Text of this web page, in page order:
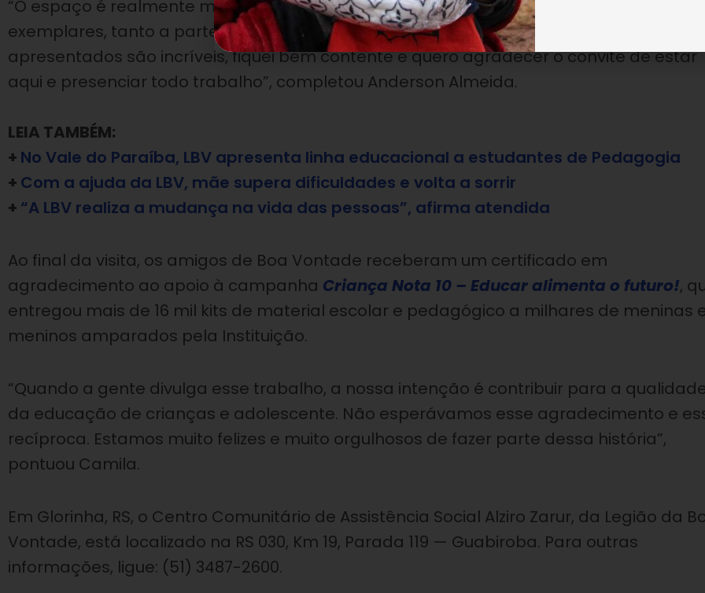
“O espaço é realmente maravilhoso e os serviços que são prestados aqui são
exemplares, tanto a parte educacional quanto a parte de estrutura. Os projetos que
apresentados são incríveis, fiquei bem contente e quero agradecer o convite de estar
aqui e presenciar todo trabalho”, completou Anderson Almeida.
LEIA TAMBÉM:
+ No Vale do Paraíba, LBV apresenta linha educacional a estudantes de Pedagogia
+ Com a ajuda da LBV, mãe supera dificuldades e volta a sorrir
+ “A LBV realiza a mudança na vida das pessoas”, afirma atendida
Ao final da visita, os amigos de Boa Vontade receberam um certificado em
agradecimento ao apoio à campanha Criança Nota 10 – Educar alimenta o futuro!,
entregou mais de 16 mil kits de material escolar e pedagógico a milhares de meninas
meninos amparados pela Instituição.
“Quando a gente divulga esse trabalho, a nossa intenção é contribuir para a
da educação de crianças e adolescente. Não esperávamos esse agradecimento e
recíproca. Estamos muito felizes e muito orgulhosos de fazer parte dessa história”,
pontuou Camila.
Em Glorinha, RS, o Centro Comunitário de Assistência Social Alziro Zarur, da Legião da
Vontade, está localizado na RS 030, Km 19, Parada 119 — Guabiroba. Para outras
informações, ligue: (51) 3487-2600.